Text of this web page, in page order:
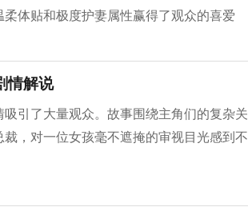
体贴和极度护妻属性赢得了观众的喜爱
情解说
引了大量观众。故事围绕主角们的复杂关
，对一位女孩毫不遮掩的审视目光感到不